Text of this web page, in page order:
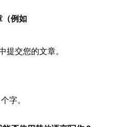
（例如
交您的文章。
字。